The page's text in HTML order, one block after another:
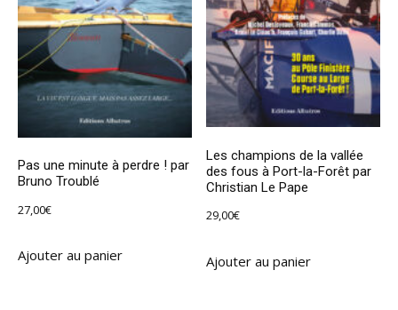
Pas une minute à perdre ! par
Bruno Troublé
27,00€
Ajouter au panier
Les champions de la vallée
des fous à Port-la-Forêt par
Christian Le Pape
29,00€
Ajouter au panier